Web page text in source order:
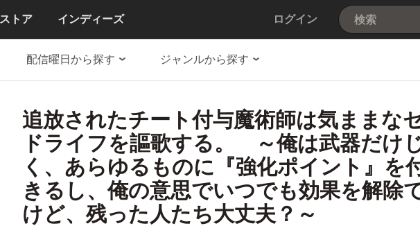
ストア インディーズ ログイン
配信曜日から探す ジャンルから探す
追放されたチート付与魔術師は気ままな
ドライフを謳歌する。 ～俺は武器だけ
く、あらゆるものに『強化ポイント』を
きるし、俺の意思でいつでも効果を解除
けど、残った人たち大丈夫？～